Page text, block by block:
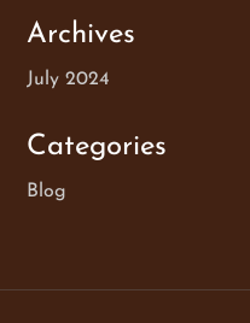
Archives
July 2024
Categories
Blog